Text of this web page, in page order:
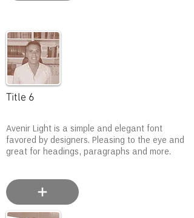
Title 6
Avenir Light is a simple and elegant font
favored by designers. Pleasing to the eye and
great for headings, paragraphs and more.